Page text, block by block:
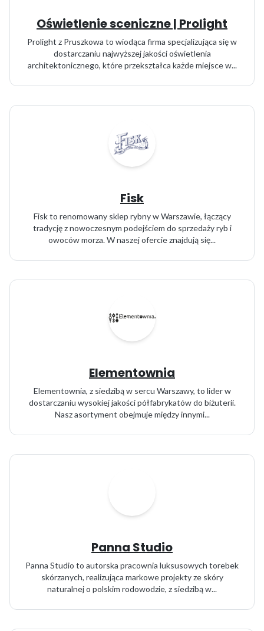
Oświetlenie sceniczne | Prolight
Prolight z Pruszkowa to wiodąca firma specjalizująca się w
dostarczaniu najwyższej jakości oświetlenia
architektonicznego, które przekształca każde miejsce w...
Fisk
Fisk to renomowany sklep rybny w Warszawie, łączący
tradycję z nowoczesnym podejściem do sprzedaży ryb i
owoców morza. W naszej ofercie znajdują się...
Elementownia
Elementownia, z siedzibą w sercu Warszawy, to lider w
dostarczaniu wysokiej jakości półfabrykatów do biżuterii.
Nasz asortyment obejmuje między innymi...
Panna Studio
Panna Studio to autorska pracownia luksusowych torebek
skórzanych, realizująca markowe projekty ze skóry
naturalnej o polskim rodowodzie, z siedzibą w...